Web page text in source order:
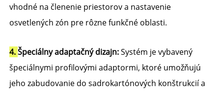
vhodné na členenie priestorov a nastavenie
osvetlených zón pre rôzne funkčné oblasti.
4. Špeciálny adaptačný dizajn: Systém je vybavený
špeciálnymi profilovými adaptormi, ktoré umožňujú
jeho zabudovanie do sadrokartónových konštrukcií a